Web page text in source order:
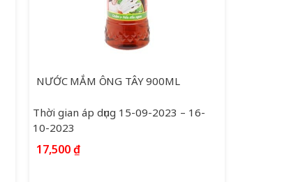
NƯỚC MẮM ÔNG TÂY 900ML
Thời gian áp dụng 15-09-2023 – 16-
10-2023
17,500₫